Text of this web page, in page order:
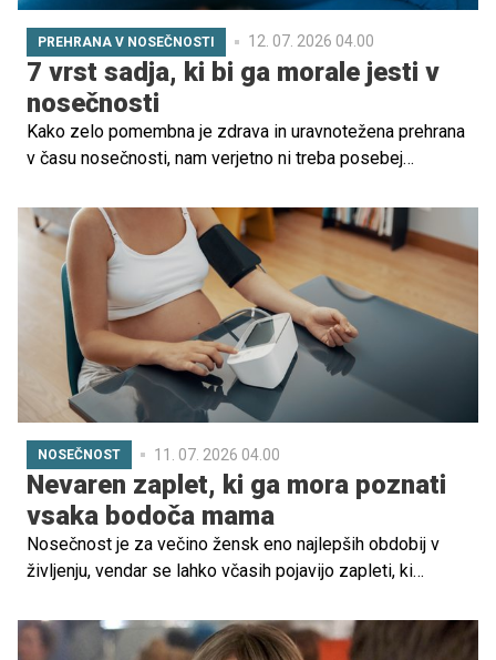
PREHRANA V NOSEČNOSTI 12. 07. 2026 04.00
7 vrst sadja, ki bi ga morale jesti v
nosečnosti
Kako zelo pomembna je zdrava in uravnotežena prehrana
v času nosečnosti, nam verjetno ni treba posebej
sadja, ki vsebuje vitamine, minerale in vlaknine. Katero
sadje je v nosečnosti najbolje uživati, razkrivamo v
nadaljevanju ...
NOSEČNOST 11. 07. 2026 04.00
Nevaren zaplet, ki ga mora poznati
vsaka bodoča mama
Nosečnost je za večino žensk eno najlepših obdobij v
življenju, vendar se lahko včasih pojavijo zapleti, ki
preeklampsija, stanje, povezano z nevarnim povišanjem
krvnega tlaka v nosečnosti, ki lahko ogrozi zdravje